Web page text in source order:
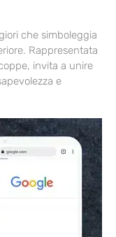
che simboleggia
Rappresentata
invita a unire
e